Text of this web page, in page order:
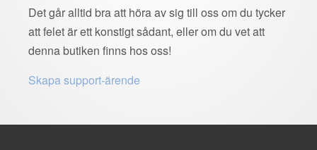
Det går alltid bra att höra av sig till oss om du tycker
att felet är ett konstigt sådant, eller om du vet att
denna butiken finns hos oss!
Skapa support-ärende